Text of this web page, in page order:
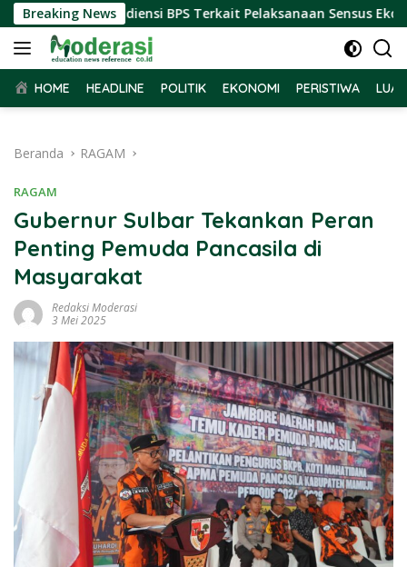
Langsung
ke
konten
Breaking News
Terima Audiensi BPS Terkait Pelaksanaan Sensus Ekonomi
HOME HEADLINE POLITIK EKONOMI PERISTIWA
Beranda RAGAM
RAGAM
Gubernur Sulbar Tekankan Peran
Penting Pemuda Pancasila di
Masyarakat
Redaksi Moderasi
3 Mei 2025